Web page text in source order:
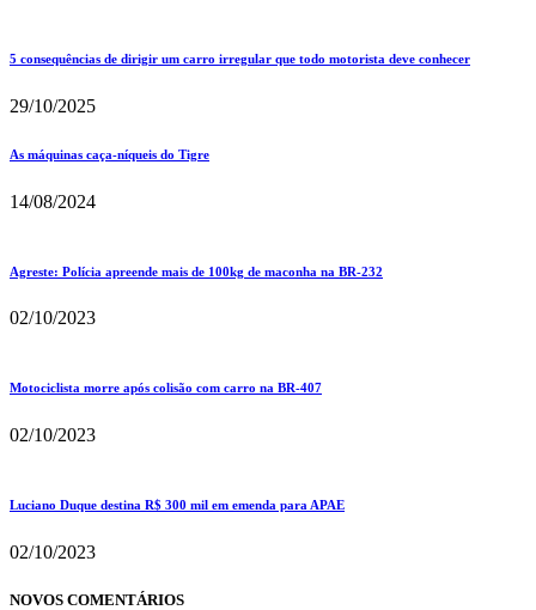
5 consequências de dirigir um carro irregular que todo motorista deve conhecer
29/10/2025
As máquinas caça-níqueis do Tigre
14/08/2024
Agreste: Polícia apreende mais de 100kg de maconha na BR-232
02/10/2023
Motociclista morre após colisão com carro na BR-407
02/10/2023
Luciano Duque destina R$ 300 mil em emenda para APAE
02/10/2023
NOVOS COMENTÁRIOS